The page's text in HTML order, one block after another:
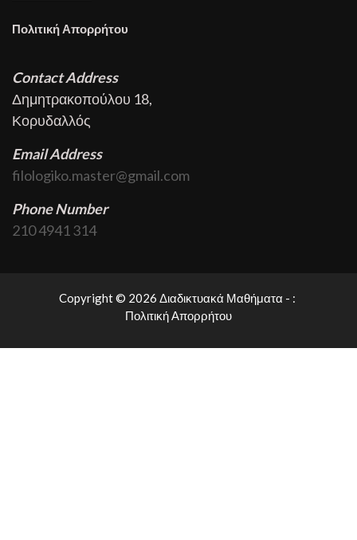
Πολιτική Απορρήτου
Contact Address
Δημητρακοπούλου 18,
Κορυδαλλός
Email Address
filologiko.master@gmail.com
Phone Number
210 4941 314
Copyright © 2026 Διαδικτυακά Μαθήματα - :
Πολιτική Απορρήτου